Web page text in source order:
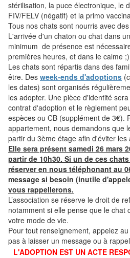
stérilisation, la puce électronique, le
FIV/FELV (négatif) et la primo
Tous nos chats sont nourris avec
L'arrivée d'un chaton ou chat dans
minimum de présence est
premières heures, et dans le calme ;)
Les chats sont répartis dans des
être. Des week-ends d'adoptions
les dates) sont organisés
les adopter. Une pièce d'identité
contrat d'adoption et le règlement
espèces ou CB (supplément de 3€).
appartement, nous demandons que
partir du 3ème étage afin d'éviter les
Elle sera présent samedi 26 mars
partir de 10h30. Si un de ces
réserver en nous téléphonant au
message si besoin (inutile
vous rappellerons.
L’association se réserve le droit de
notamment si elle pense que le chat
votre mode de vie.
Pour tout renseignement, appelez
pas à laisser un message ou à
L'ADOPTION EST UN ACTE